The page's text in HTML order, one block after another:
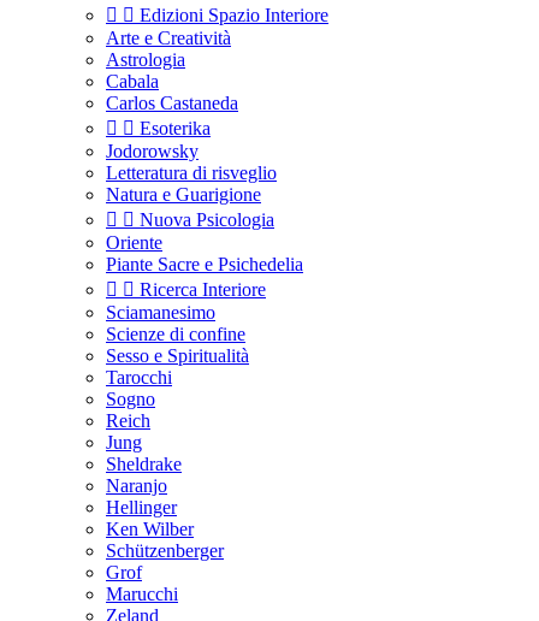
  Edizioni Spazio Interiore
Arte e Creatività
Astrologia
Cabala
Carlos Castaneda
  Esoterika
Jodorowsky
Letteratura di risveglio
Natura e Guarigione
  Nuova Psicologia
Oriente
Piante Sacre e Psichedelia
  Ricerca Interiore
Sciamanesimo
Scienze di confine
Sesso e Spiritualità
Tarocchi
Sogno
Reich
Jung
Sheldrake
Naranjo
Hellinger
Ken Wilber
Schützenberger
Grof
Marucchi
Zeland